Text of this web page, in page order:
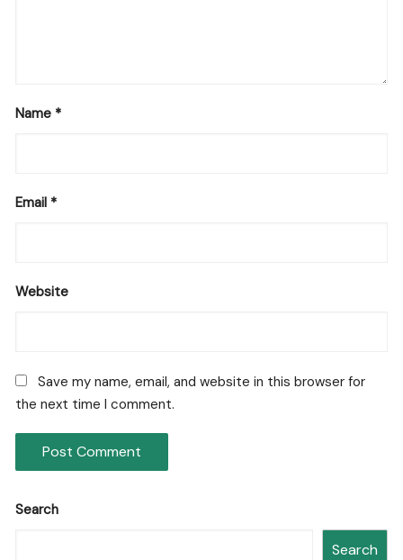
Name *
Email *
Website
Save my name, email, and website in this browser for
the next time I comment.
Search
Search